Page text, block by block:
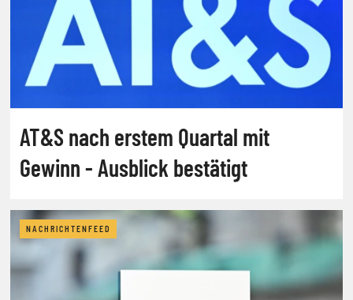
AT&S nach erstem Quartal mit
Gewinn - Ausblick bestätigt
NACHRICHTENFEED